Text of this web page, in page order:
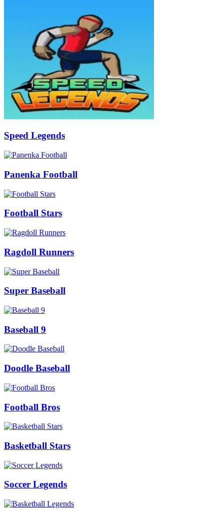
Speed Legends
Panenka Football
Football Stars
Ragdoll Runners
Super Baseball
Baseball 9
Doodle Baseball
Football Bros
Basketball Stars
Soccer Legends